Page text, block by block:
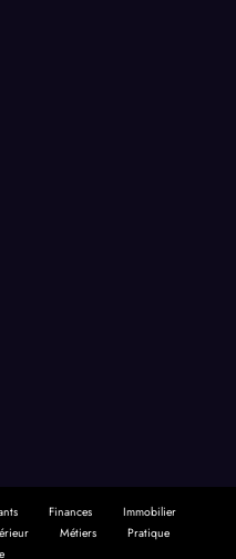
Finances
Immobilier
Métiers
Pratique